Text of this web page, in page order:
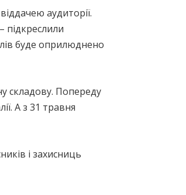
аудиторії.
підкреслили
буде оприлюднено
складову. Попереду
А з 31 травня
і захисниць